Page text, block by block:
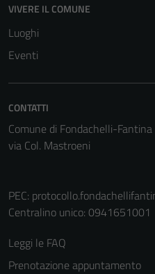
VIVERE IL COMUNE
Luoghi
Eventi
CONTATTI
Comune di Fondachelli-Fantina
via Col. Mastroeni
PEC:
Centralino unico: 0941651001
Leggi le FAQ
Prenotazione appuntamento